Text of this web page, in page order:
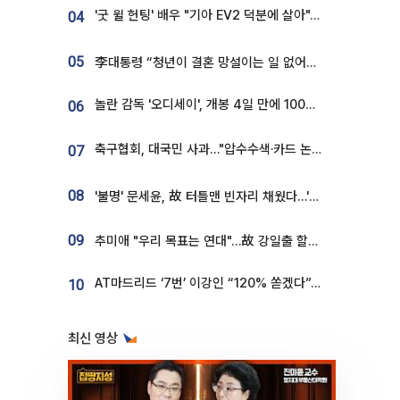
04 '굿 윌 헌팅' 배우 "기아 EV2 덕분에 살아"…교통사고 후 안전성 극찬
05 李대통령 “청년이 결혼 망설이는 일 없어야...제도상 불이익 조사”
06 놀란 감독 '오디세이', 개봉 4일 만에 100만 돌파⋯'왕사남' 보다 빠르다
07 축구협회, 대국민 사과…"압수수색·카드 논란 사죄, 강도 높은 쇄신"
08 '불명' 문세윤, 故 터틀맨 빈자리 채웠다…'거북이' 눈물의 최종 우승
09 추미애 "우리 목표는 연대"…故 강일출 할머니 흉상 제막
10 AT마드리드 ‘7번’ 이강인 “120% 쏟겠다”⋯시메오네 감독 “필요한 선수”
최신 영상